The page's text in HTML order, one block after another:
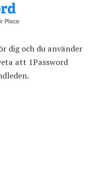
dig och du använder
att 1Password